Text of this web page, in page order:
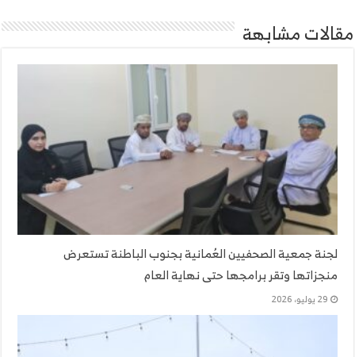
مقالات مشابهة
لجنة جمعية الصحفيين العُمانية بجنوب الباطنة تستعرض
منجزاتها وتقر برامجها حتى نهاية العام
29 يوليو، 2026